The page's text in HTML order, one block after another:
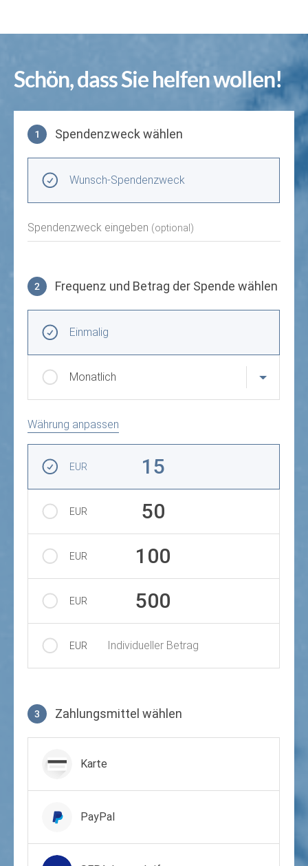
Schön, dass Sie helfen wollen!
1 Spendenzweck wählen
Wunsch-Spendenzweck
Spendenzweck eingeben (optional)
2 Frequenz und Betrag der Spende wählen
Einmalig
Monatlich
Währung anpassen
EUR 15
EUR 50
EUR 100
EUR 500
EUR Individueller Betrag
3 Zahlungsmittel wählen
Karte
PayPal